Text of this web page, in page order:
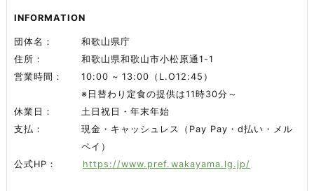
INFORMATION
団体名
和歌山県庁
住所
和歌山県和歌山市小松原通1-1
営業時間
10:00 ~ 13:00（L.O12:45）
※日替わり定食の提供は11時30分～
休業日
土日祝日・年末年始
支払
現金・キャッシュレス（Pay Pay・d払い・メル
ペイ）
公式HP
https://www.pref.wakayama.lg.jp/